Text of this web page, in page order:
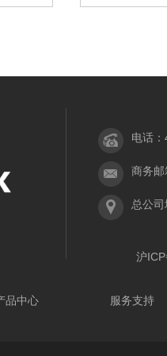
电话
商务
总公
沪
品中心 服务支持